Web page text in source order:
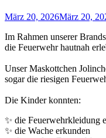
Veröffentlicht
März 20, 2026März 20,
Im Rahmen unserer
die Feuerwehr hautnah
Unser Maskottchen
sogar die riesigen
Die Kinder konnten:
✨ die Feuerwehrkleidung
✨ die Wache erkunden